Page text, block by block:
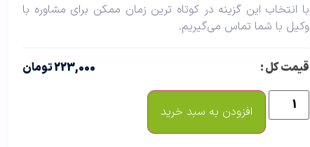
با انتخاب این گزینه در کوتاه ترین زمان ممکن برای مشاوره با
وکیل با شما تماس می‌گیریم.
223,000 تومان قیمت کل :
افزودن به سبد خرید